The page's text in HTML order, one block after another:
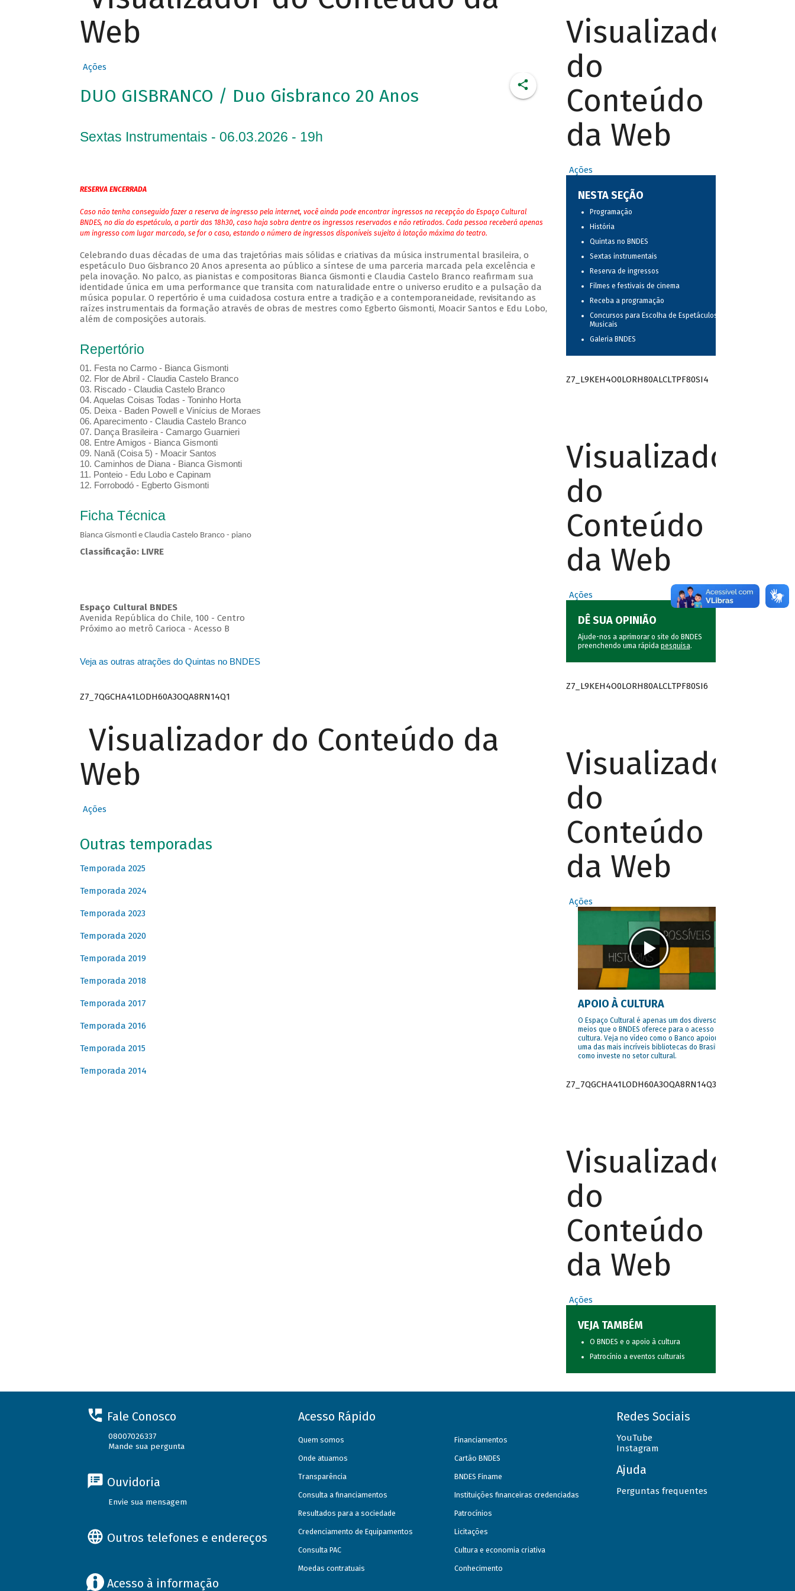
Web
Ações
DUO GISBRANCO / Duo Gisbranco 20 Anos
Sextas Instrumentais - 06.03.2026 - 19h
RESERVA ENCERRADA
Caso não tenha conseguido fazer a reserva de ingresso pela internet, você ainda pode encontrar ingressos na recepção do Espaço Cultural
BNDES, no dia do espetáculo, a partir das 18h30, caso haja sobra dentre os ingressos reservados e não retirados. Cada pessoa receberá apenas
um ingresso com lugar marcado, se for o caso, estando o número de ingressos disponíveis sujeito à lotação máxima do teatro.
Celebrando duas décadas de uma das trajetórias mais sólidas e criativas da música instrumental brasileira, o
espetáculo Duo Gisbranco 20 Anos apresenta ao público a síntese de uma parceria marcada pela excelência e
pela inovação. No palco, as pianistas e compositoras Bianca Gismonti e Claudia Castelo Branco reafirmam sua
identidade única em uma performance que transita com naturalidade entre o universo erudito e a pulsação da
música popular. O repertório é uma cuidadosa costura entre a tradição e a contemporaneidade, revisitando as
raízes instrumentais da formação através de obras de mestres como Egberto Gismonti, Moacir Santos e Edu Lobo,
além de composições autorais.
Repertório
01.⁠ ⁠Festa no Carmo - Bianca Gismonti
02.⁠ ⁠Flor de Abril - Claudia Castelo Branco
03.⁠ ⁠Riscado - Claudia Castelo Branco
04.⁠ ⁠Aquelas Coisas Todas - Toninho Horta
05.⁠ ⁠Deixa - Baden Powell e Vinícius de Moraes
06.⁠ ⁠Aparecimento - Claudia Castelo Branco
07.⁠ ⁠Dança Brasileira - Camargo Guarnieri
08.⁠ ⁠Entre Amigos - Bianca Gismonti
09.⁠ ⁠Nanã (Coisa 5) - Moacir Santos
10.⁠ ⁠Caminhos de Diana - Bianca Gismonti
11.⁠ ⁠Ponteio - Edu Lobo e Capinam
12.⁠ ⁠Forrobodó - Egberto Gismonti
Ficha Técnica
Bianca Gismonti e Claudia Castelo Branco - piano
Classificação: LIVRE
Espaço Cultural BNDES
Avenida República do Chile, 100 - Centro
Próximo ao metrô Carioca - Acesso B
Veja as outras atrações do Quintas no BNDES
Z7_7QGCHA41LODH60A3OQA8RN14Q1
Visualizador do Conteúdo da
Web
Ações
Outras temporadas
Temporada 2025
Temporada 2024
Temporada 2023
Temporada 2020
Temporada 2019
Temporada 2018
Temporada 2017
Temporada 2016
Temporada 2015
Temporada 2014
Visualizador
do
Conteúdo
da Web
Ações
NESTA SEÇÃO
Programação
História
Quintas no BNDES
Sextas instrumentais
Reserva de ingressos
Filmes e festivais de cinema
Receba a programação
Concursos para Escolha de Espetáculos
Musicais
Galeria BNDES
Z7_L9KEH4O0LORH80ALCLTPF80SI4
Visualizador
do
Conteúdo
da Web
Ações
DÊ SUA OPINIÃO
Ajude-nos a aprimorar o site do BNDES
preenchendo uma rápida pesquisa.
Z7_L9KEH4O0LORH80ALCLTPF80SI6
Visualizador
do
Conteúdo
da Web
Ações
APOIO À CULTURA
O Espaço Cultural é apenas um dos diversos
meios que o BNDES oferece para o acesso à
cultura. Veja no vídeo como o Banco apoiou
uma das mais incríveis bibliotecas do Brasil e
como investe no setor cultural.
Z7_7QGCHA41LODH60A3OQA8RN14Q3
Visualizador
do
Conteúdo
da Web
Ações
VEJA TAMBÉM
O BNDES e o apoio à cultura
Patrocínio a eventos culturais
Fale Conosco
08007026337
Mande sua pergunta
Ouvidoria
Envie sua mensagem
Outros telefones e endereços
Acesso à informação
Acesso Rápido
Quem somos
Onde atuamos
Transparência
Consulta a financiamentos
Resultados para a sociedade
Credenciamento de Equipamentos
Consulta PAC
Moedas contratuais
Financiamentos
Cartão BNDES
BNDES Finame
Instituições financeiras credenciadas
Patrocínios
Licitações
Cultura e economia criativa
Conhecimento
Redes Sociais
YouTube
Instagram
Ajuda
Perguntas frequentes